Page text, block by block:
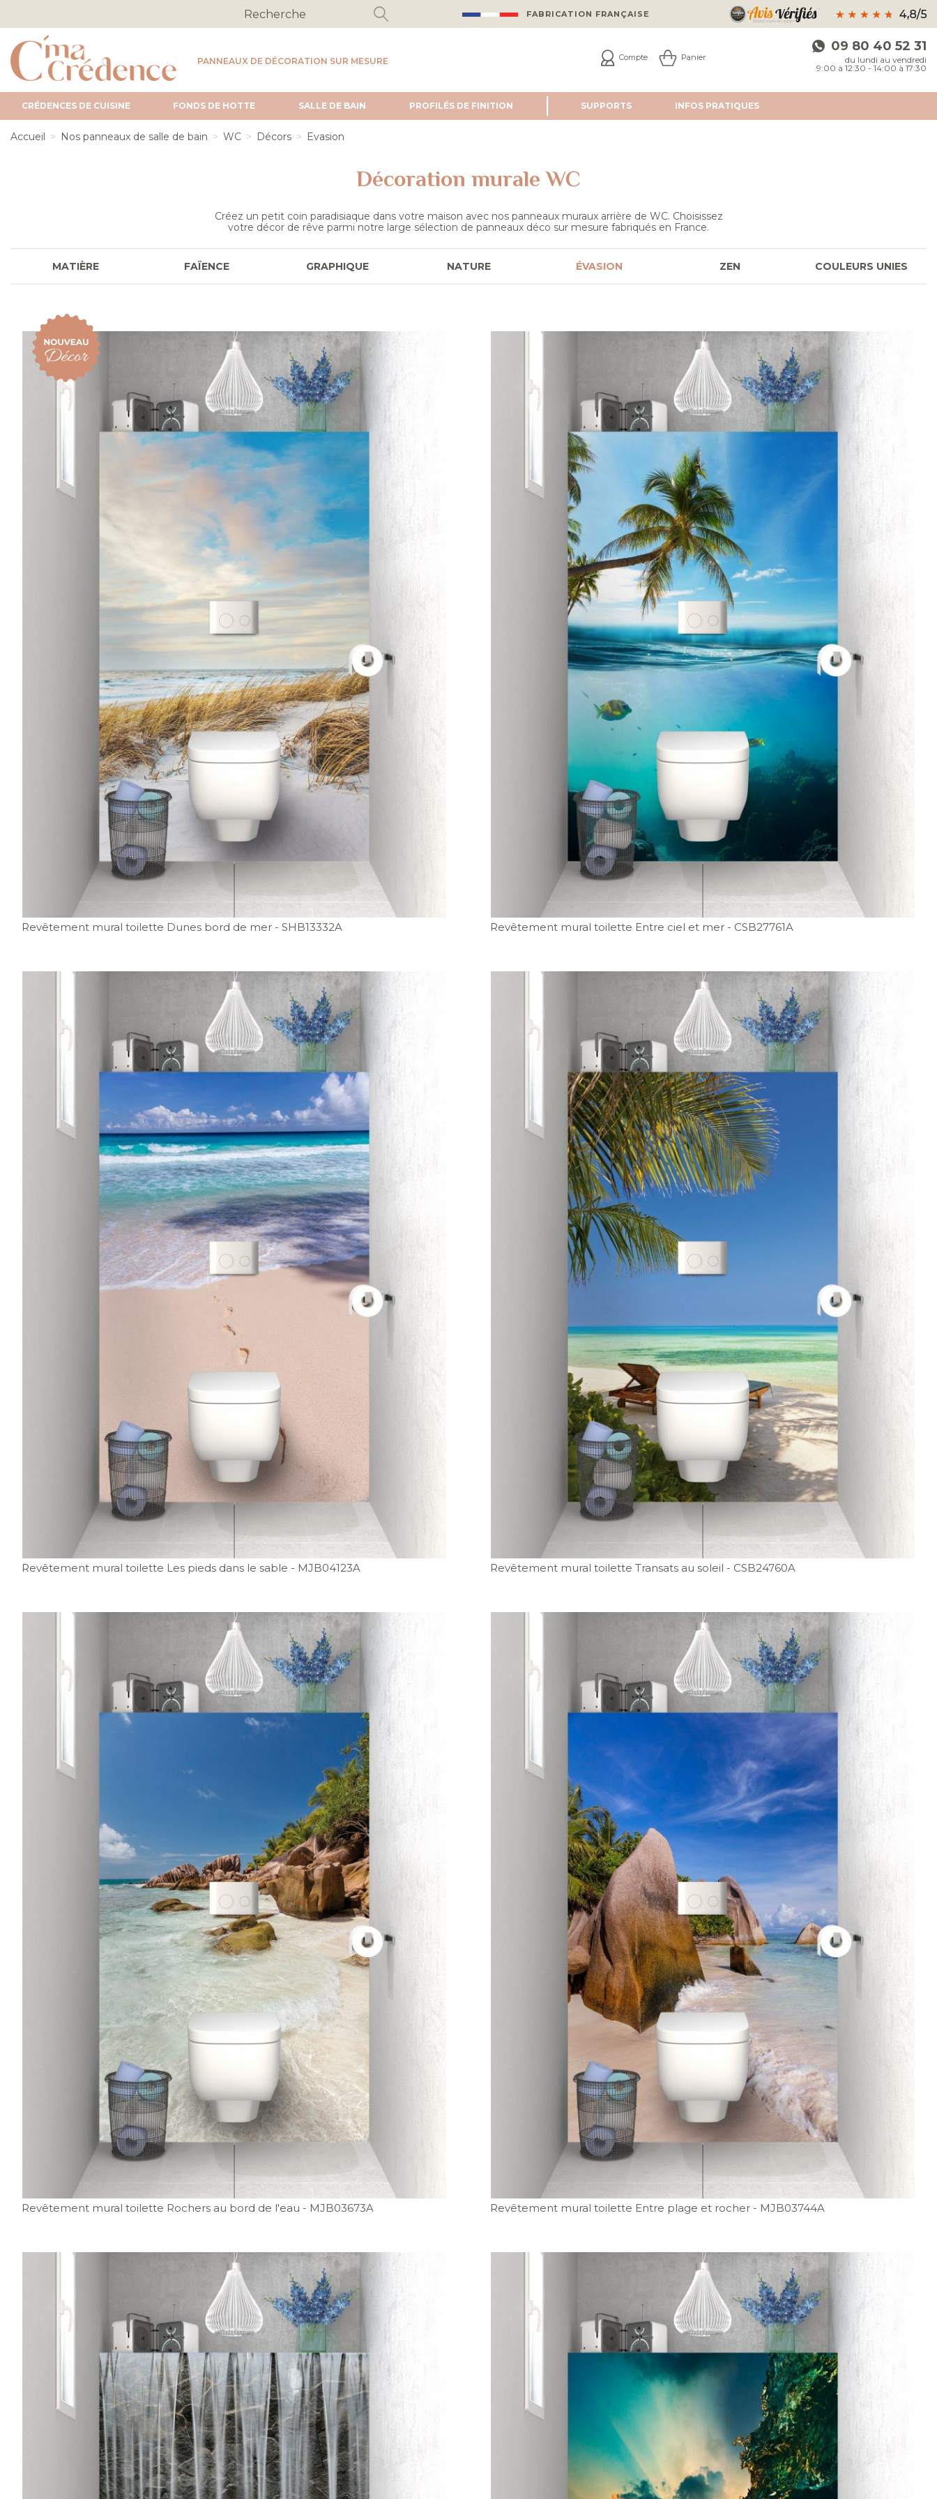
FABRICATION FRANÇAISE
PANNEAUX DE DÉCORATION SUR MESURE Compte Panier
09 80 40 52 31
du lundi au vendredi
9:00 à 12:30 - 14:00 à 17:30
CRÉDENCES DE CUISINE FONDS DE HOTTE SALLE DE BAIN PROFILÉS DE FINITION SUPPORTS INFOSPRATIQUES
Accueil Nos panneaux de salle de bain WC Décors Evasion
Décoration murale WC
Créez un petit coin paradisiaque dans votre maison avec nos panneaux muraux arrière de WC. Choisissez
votre décor de rêve parmi notre large sélection de panneaux déco sur mesure fabriqués en France.
MATIÈRE FAÏENCE GRAPHIQUE NATURE ÉVASION ZEN COULEURS UNIES
Revêtement mural toilette Dunes bord de mer - SHB13332A Revêtement mural toilette Entre ciel et mer - CSB27761A
Revêtement mural toilette Les pieds dans le sable - MJB04123A Revêtement mural toilette Transats au soleil - CSB24760A
Revêtement mural toilette Rochers au bord de l'eau - MJB03673A Revêtement mural toilette Entre plage et rocher - MJB03744A